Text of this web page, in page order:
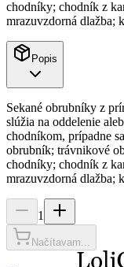
chodníky; chodník z
mrazuvzdorná dlažba;
Popis
Sekané obrubníky z
slúžia na oddelenie
chodníkom, prípadne
obrubník; trávnikové
chodníky; chodník z
mrazuvzdorná dlažba;
1
Načítavam...